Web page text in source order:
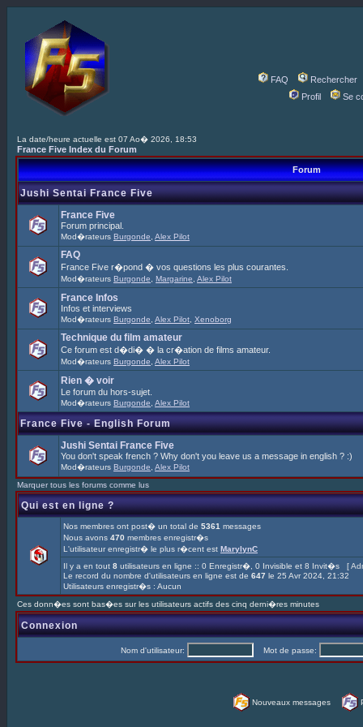
FAQ
Rechercher
Profil
Se
La date/heure actuelle est 07 Ao� 2026, 18:53
France Five Index du Forum
Forum
Jushi Sentai France Five
France Five
Forum principal.
Mod�rateurs Burgonde Alex Pilot
FAQ
France Five r�pond � vos questions les plus courantes.
Mod�rateurs Burgonde Margarine Alex Pilot
France Infos
Infos et interviews
Mod�rateurs Burgonde Alex Pilot Xenoborg
Technique du film amateur
Ce forum est d�di� � la cr�ation de films amateur.
Mod�rateurs Burgonde Alex Pilot
Rien � voir
Le forum du hors-sujet.
Mod�rateurs Burgonde Alex Pilot
France Five - English Forum
Jushi Sentai France Five
You don't speak french ? Why don't you leave us a message in english ? :)
Mod�rateurs Burgonde Alex Pilot
Marquer tous les forums comme lus
Qui est en ligne ?
Nos membres ont post� un total de 5361 messages
Nous avons 470 membres enregistr�s
L'utilisateur enregistr� le plus r�cent est MarylynC
Il y a en tout 8 utilisateurs en ligne :: 0 Enregistr�, 0 Invisible et 8 Invit�s [
Le record du nombre d'utilisateurs en ligne est de 647 le 25 Avr 2024, 21:32
Utilisateurs enregistr�s : Aucun
Ces donn�es sont bas�es sur les utilisateurs actifs des cinq derni�res minutes
Connexion
Nom d'utilisateur: Mot de passe:
Nouveaux messages